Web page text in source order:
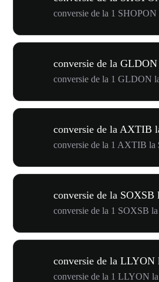
conversie de la 1 SHOPON
conversie de la
conversie de la 1 GLDON
conversie de la AXTIB
conversie de la 1 AXTIB la
conversie de la SOXSB
conversie de la 1 SOXSB
conversie de la LLYON
conversie de la 1 LLYON